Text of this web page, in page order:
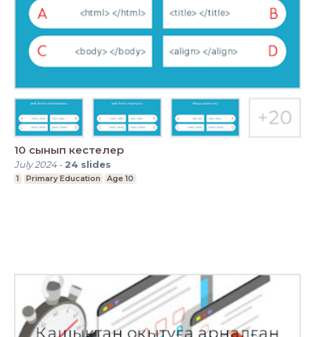
10 cынып кестелер
July 2024- 24 slides
1 Primary Education Age 10